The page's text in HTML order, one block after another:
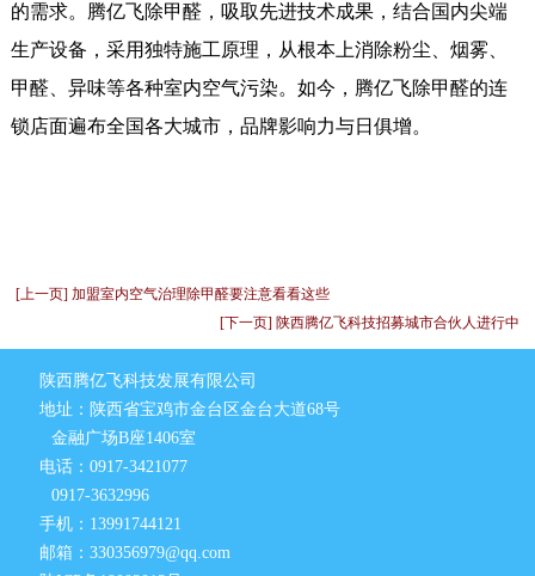
的需求。腾亿飞除甲醛，吸取先进技术成果，结合国内尖端
生产设备，采用独特施工原理，从根本上消除粉尘、烟雾、
甲醛、异味等各种室内空气污染。如今，腾亿飞除甲醛的连
锁店面遍布全国各大城市，品牌影响力与日俱增。
[上一页] 加盟室内空气治理除甲醛要注意看看这些
[下一页] 陕西腾亿飞科技招募城市合伙人进行中
陕西腾亿飞科技发展有限公司
地址：陕西省宝鸡市金台区金台大道68号
金融广场B座1406室
电话：0917-3421077
0917-3632996
手机：13991744121
邮箱：330356979@qq.com